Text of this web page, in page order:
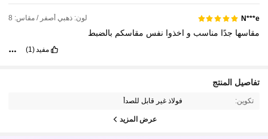
N***e لون: ذهبي أصفر / مقاس: 8
مقاسها جدًا مناسب و اخذوا نفس مقاسكم بالضبط
مفيد (1)
تفاصيل المنتج
تكوين: فولاذ غير قابل للصدأ
عرض المزيد